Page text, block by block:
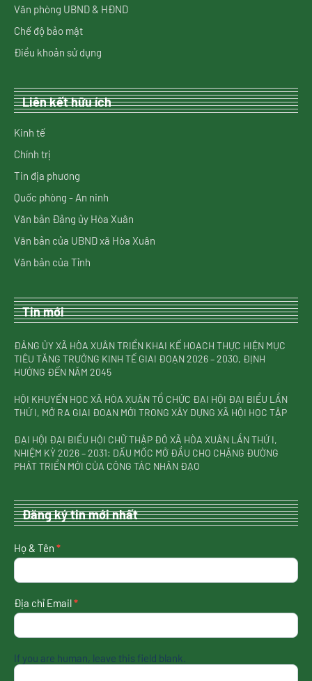
Văn phòng UBND & HĐND
Chế độ bảo mật
Điều khoản sử dụng
Liên kết hữu ích
Kinh tế
Chính trị
Tin địa phương
Quốc phòng - An ninh
Văn bản Đảng ủy Hòa Xuân
Văn bản của UBND xã Hòa Xuân
Văn bản của Tỉnh
Tin mới
ĐẢNG ỦY XÃ HÒA XUÂN TRIỂN KHAI KẾ HOẠCH THỰC HIỆN MỤC
TIÊU TĂNG TRƯỞNG KINH TẾ GIAI ĐOẠN 2026 – 2030, ĐỊNH
HƯỚNG ĐẾN NĂM 2045
HỘI KHUYẾN HỌC XÃ HÒA XUÂN TỔ CHỨC ĐẠI HỘI ĐẠI BIỂU LẦN
THỨ I, MỞ RA GIAI ĐOẠN MỚI TRONG XÂY DỰNG XÃ HỘI HỌC TẬP
ĐẠI HỘI ĐẠI BIỂU HỘI CHỮ THẬP ĐỎ XÃ HÒA XUÂN LẦN THỨ I,
NHIỆM KỲ 2026 – 2031: DẤU MỐC MỞ ĐẦU CHO CHẶNG ĐƯỜNG
PHÁT TRIỂN MỚI CỦA CÔNG TÁC NHÂN ĐẠO
Đăng ký tin mới nhất
nhận
tin
nhất
Họ & Tên *
Địa chỉ Email*
If you are human, leave this field blank.